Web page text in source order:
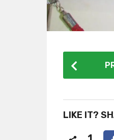
P
o
t
LIKE IT?